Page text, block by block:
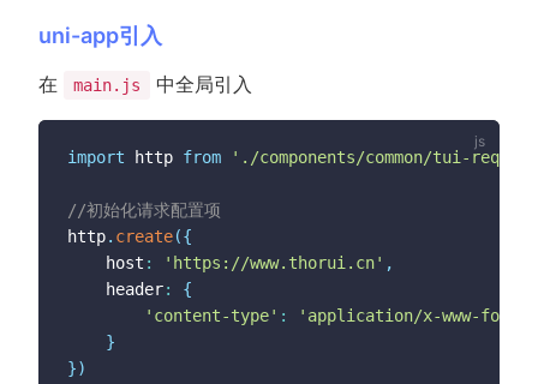
uni-app引入
在 main.js 中全局引入
import http from './components/common/tui-
//初始化请求配置项
http. create({
	host
: 'https://www.thorui.cn' ,
	header
:
{
'content-type' :
'application/x-www-form-
}
})